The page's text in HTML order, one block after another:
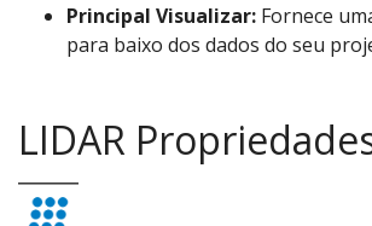
Principal Visualizar: Fornece
para baixo dos dados do seu
LIDAR